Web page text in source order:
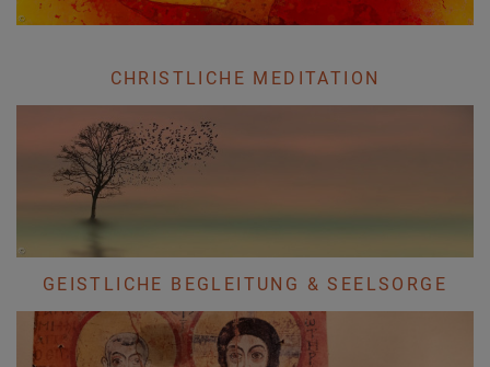
CHRISTLICHE MEDITATION
GEISTLICHE BEGLEITUNG & SEELSORGE